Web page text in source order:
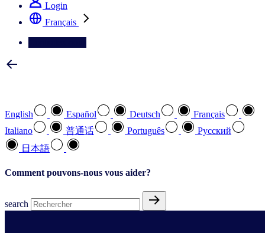
Login
Français
English Español Deutsch
Français
Italiano
普通话 Português
Pусский
日本語
Comment pouvons-nous vous aider?
search